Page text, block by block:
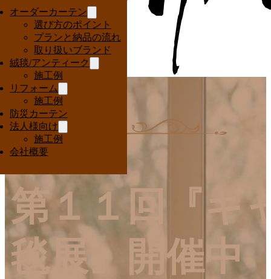
オーダーカーテン
選び方のポイント
プランと納品の流れ
取り扱いブランド
絨毯/アンティーク
施工例
リフォーム
施工例
防災カーテン
法人様向け
施工例
会社概要
Interior Ota
第１１回『ギ
毯展』開催中